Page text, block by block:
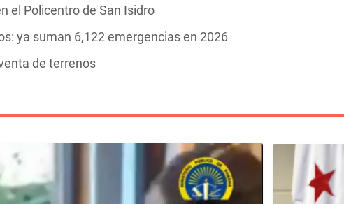
el Policentro de San Isidro
ya suman 6,122 emergencias en 2026
de terrenos